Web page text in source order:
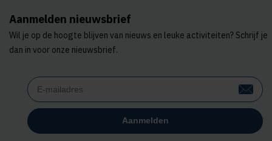
Aanmelden nieuwsbrief
Wil je op de hoogte blijven van nieuws en leuke activiteiten? Schrijf je
dan in voor onze nieuwsbrief.